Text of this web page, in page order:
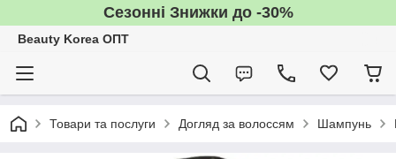
Сезонні Знижки до -30%
Beauty Korea ОПТ
Товари та послуги Догляд за волоссям Шампунь